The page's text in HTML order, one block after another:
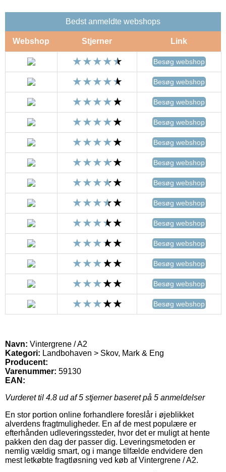
Bedst anmeldte webshops
Webshop Stjerner Link
Besøg webshop
Besøg webshop
Besøg webshop
Besøg webshop
Besøg webshop
Besøg webshop
Besøg webshop
Besøg webshop
Besøg webshop
Besøg webshop
Besøg webshop
Besøg webshop
Besøg webshop
Navn: Vintergrene / A2
Kategori: Landbohaven > Skov, Mark & Eng
Producent:
Varenummer: 59130
EAN:
Vurderet til 4.8 ud af 5 stjerner baseret på 5 anmeldelser
En stor portion online forhandlere foreslår i øjeblikket
alverdens fragtmuligheder. En af de mest populære er
efterhånden udleveringssteder, hvor det er muligt at hente
pakken den dag der passer dig. Leveringsmetoden er
nemlig vældig smart, og i mange tilfælde endvidere den
mest letkøbte fragtløsning ved køb af Vintergrene / A2.